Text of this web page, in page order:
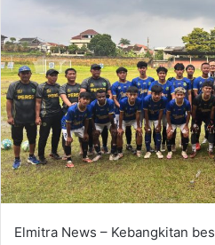
Elmitra News – Kebangkitan